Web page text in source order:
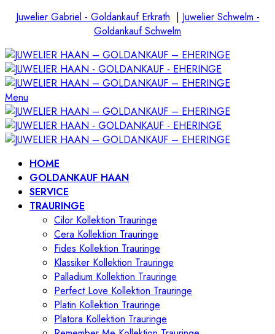
Juwelier Gabriel - Goldankauf Erkrath | Juwelier Schwelm -
Goldankauf Schwelm
Menu
HOME
GOLDANKAUF HAAN
SERVICE
TRAURINGE
Cilor Kollektion Trauringe
Cera Kollektion Trauringe
Fides Kollektion Trauringe
Klassiker Kollektion Trauringe
Palladium Kollektion Trauringe
Perfect Love Kollektion Trauringe
Platin Kollektion Trauringe
Platora Kollektion Trauringe